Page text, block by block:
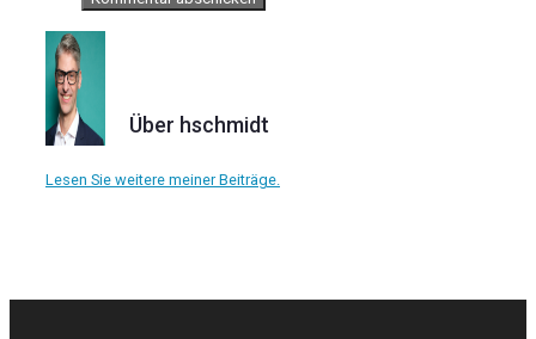
Über hschmidt
Lesen Sie weitere meiner Beiträge.